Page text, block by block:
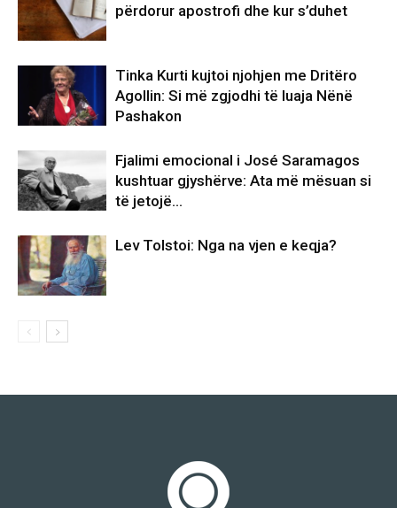
përdorur apostrofi dhe kur s’duhet
Tinka Kurti kujtoi njohjen me Dritëro
Agollin: Si më zgjodhi të luaja Nënë
Pashakon
Fjalimi emocional i José Saramagos
kushtuar gjyshërve: Ata më mësuan si
të jetojë…
Lev Tolstoi: Nga na vjen e keqja?